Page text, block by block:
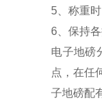
5、称重
6、保持
电子地磅
点，在任
子地磅配